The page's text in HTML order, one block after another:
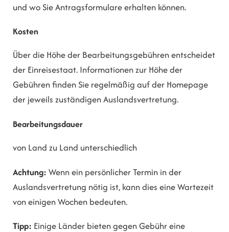
und wo Sie Antragsformulare erhalten können.
Kosten
Über die Höhe der Bearbeitungsgebühren entscheidet
der Einreisestaat. Informationen zur Höhe der
Gebühren finden Sie regelmäßig auf der Homepage
der jeweils zuständigen Auslandsvertretung.
Bearbeitungsdauer
von Land zu Land unterschiedlich
Achtung: Wenn ein persönlicher Termin in der
Auslandsvertretung nötig ist, kann dies eine Wartezeit
von einigen Wochen bedeuten.
Tipp: Einige Länder bieten gegen Gebühr eine